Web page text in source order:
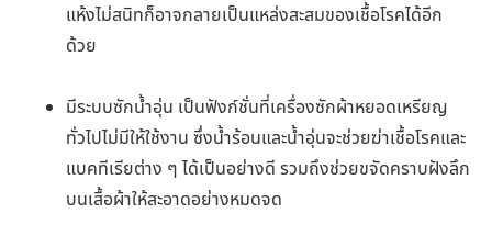
แห้งไม่สนิทก็อาจกลายเป็นแหล่งสะสมของเชื้อโรคได้อีก
ด้วย
มีระบบซักน้ำอุ่น เป็นฟังก์ชั่นที่เครื่องซักผ้าหยอดเหรียญ
ทั่วไปไม่มีให้ใช้งาน ซึ่งน้ำร้อนและน้ำอุ่นจะช่วยฆ่าเชื้อโรคและ
แบคทีเรียต่าง ๆ ได้เป็นอย่างดี รวมถึงช่วยขจัดคราบฝังลึก
บนเสื้อผ้าให้สะอาดอย่างหมดจด